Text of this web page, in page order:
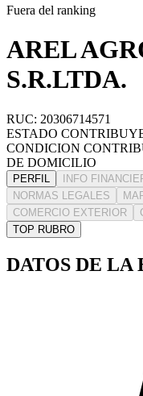
Fuera del ranking
AREL
S.R.LTDA.
RUC: 20306714571
ESTADO
CONDICION
DE DOMICILIO
PERFIL INFO
NORMAS LEGALES
COMERCIO EXTERIOR
TOP RUBRO
DATOS DE LA